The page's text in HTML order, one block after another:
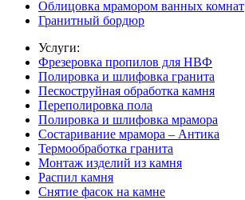
Облицовка мрамором ванных комнат
Гранитный бордюр
Услуги:
Фрезеровка пропилов для НВФ
Полировка и шлифовка гранита
Пескоструйная обработка камня
Переполировка пола
Полировка и шлифовка мрамора
Состаривание мрамора – Антика
Термообработка гранита
Монтаж изделий из камня
Распил камня
Снятие фасок на камне